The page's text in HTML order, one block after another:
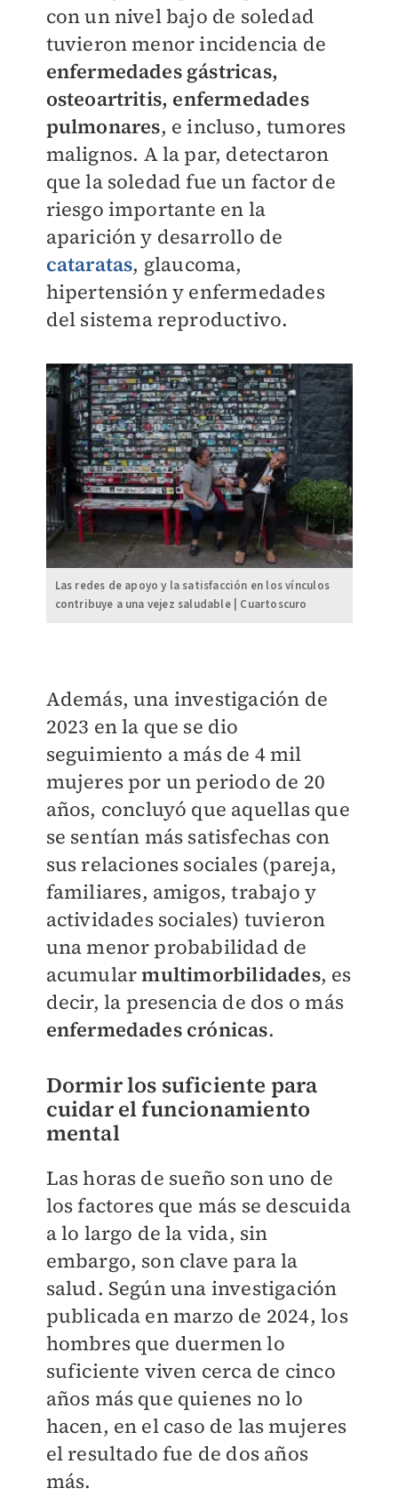
con un nivel bajo de soledad
tuvieron menor incidencia de
enfermedades gástricas,
osteoartritis, enfermedades
pulmonares, e incluso, tumores
malignos. A la par, detectaron
que la soledad fue un factor de
riesgo importante en la
aparición y desarrollo de
cataratas, glaucoma,
hipertensión y enfermedades
del sistema reproductivo.
Las redes de apoyo y la satisfacción en los vínculos
contribuye a una vejez saludable | Cuartoscuro
Además, una investigación de
2023 en la que se dio
seguimiento a más de 4 mil
mujeres por un periodo de 20
años, concluyó que aquellas que
se sentían más satisfechas con
sus relaciones sociales (pareja,
familiares, amigos, trabajo y
actividades sociales) tuvieron
una menor probabilidad de
acumularmultimorbilidades, es
decir, la presencia de dos o más
enfermedades crónicas.
Dormir los suficiente para
cuidar el funcionamiento
mental
Las horas de sueño son uno de
los factores que más se descuida
a lo largo de la vida, sin
embargo, son clave para la
salud. Según una investigación
publicada en marzo de 2024, los
hombres que duermen lo
suficiente viven cerca de cinco
años más que quienes no lo
hacen, en el caso de las mujeres
el resultado fue de dos años
más.